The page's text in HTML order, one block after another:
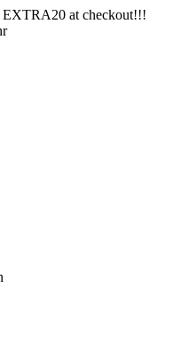
at checkout!!!